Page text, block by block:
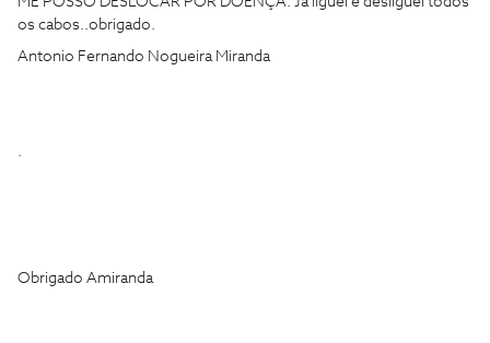
os cabos..obrigado.
Antonio Fernando Nogueira Miranda
.
Obrigado Amiranda